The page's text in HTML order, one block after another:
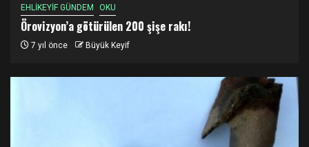
EHLİKEYİF GÜNDEM OKU
Örovizyon’a götürülen 200 şişe rakı!
7 yıl önce Büyük Keyif